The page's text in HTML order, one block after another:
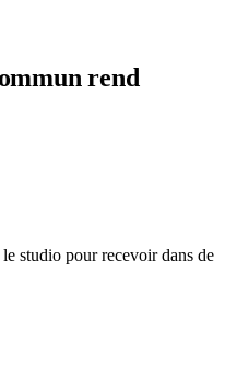
rend
studio pour recevoir dans de